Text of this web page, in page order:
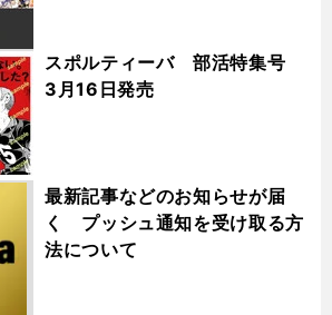
スポルティーバ 部活特集号
3月16日発売
最新記事などのお知らせが届
く プッシュ通知を受け取る方
法について